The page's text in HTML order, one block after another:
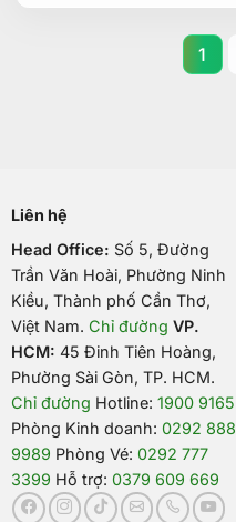
1
Liên hệ
Head Office: Số 5, Đường
Trần Văn Hoài, Phường Ninh
Kiều, Thành phố Cần Thơ,
Việt Nam. Chỉ đường VP.
HCM: 45 Đinh Tiên Hoàng,
Phường Sài Gòn, TP. HCM.
Chỉ đường Hotline: 1900 9165
Phòng Kinh doanh: 0292 888
9989 Phòng Vé: 0292 777
3399 Hỗ trợ: 0379 609 669